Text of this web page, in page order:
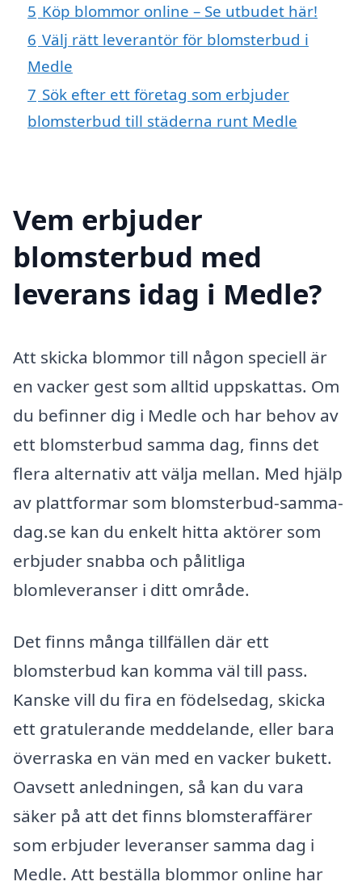
5 Köp blommor online – Se utbudet här!
6 Välj rätt leverantör för blomsterbud i
Medle
7 Sök efter ett företag som erbjuder
blomsterbud till städerna runt Medle
Vem erbjuder
blomsterbud med
leverans idag i Medle?
Att skicka blommor till någon speciell är
en vacker gest som alltid uppskattas. Om
du befinner dig i Medle och har behov av
ett blomsterbud samma dag, finns det
flera alternativ att välja mellan. Med hjälp
av plattformar som blomsterbud-samma-
dag.se kan du enkelt hitta aktörer som
erbjuder snabba och pålitliga
blomleveranser i ditt område.
Det finns många tillfällen där ett
blomsterbud kan komma väl till pass.
Kanske vill du fira en födelsedag, skicka
ett gratulerande meddelande, eller bara
överraska en vän med en vacker bukett.
Oavsett anledningen, så kan du vara
säker på att det finns blomsteraffärer
som erbjuder leveranser samma dag i
Medle. Att beställa blommor online har